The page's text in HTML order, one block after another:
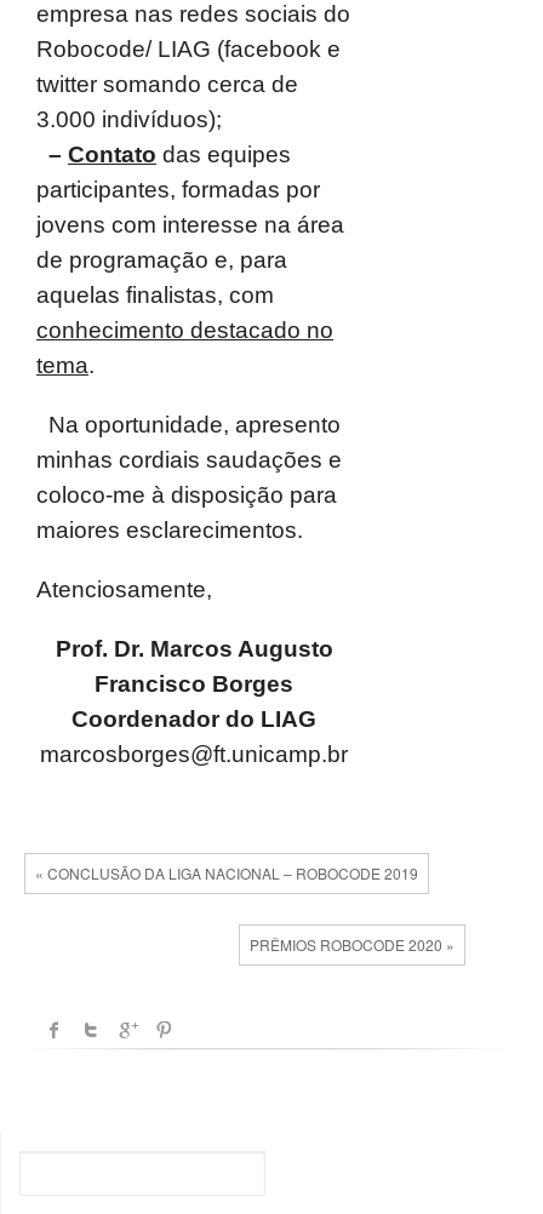
empresa nas redes sociais do
Robocode/ LIAG (facebook e
twitter somando cerca de
3.000 indivíduos);
– Contato das equipes
participantes, formadas por
jovens com interesse na área
de programação e, para
aquelas finalistas, com
conhecimento destacado no
tema.
Na oportunidade, apresento
minhas cordiais saudações e
coloco-me à disposição para
maiores esclarecimentos.
Atenciosamente,
Prof. Dr. Marcos Augusto
Francisco Borges
Coordenador do LIAG
marcosborges@ft.unicamp.br
« CONCLUSÃO DA LIGA NACIONAL – ROBOCODE 2019
PRÊMIOS ROBOCODE 2020 »